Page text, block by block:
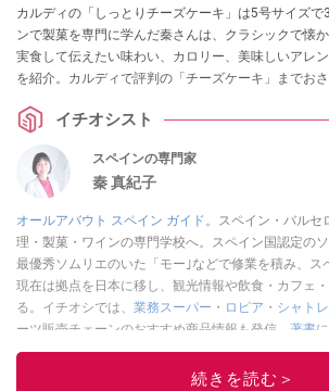
カルディの「しっとりチーズケーキ」は5号サイズで
ンで製菓を専門に学んだ秦さんは、クラシックで懐
実食して伝えたい味わい、カロリー、美味しいアレ
を紹介。カルディで評判の「チーズケーキ」までおさ
イチオシスト
スペインの専門家
秦 真紀子
オールアバウト スペイン ガイド。 スペイン・バルセ
理・製菓・ワインの専門学校へ。スペイン国認定のソ
最優秀ソムリエのいた「モー｣などで修業を積み、ス
現在は拠点を日本に移し、観光情報や飲食・カフェ
る。イチオシでは、 業務スーパー ・ ロピア ・ シャト
ーツ販売チェーンのおすすめ商品情報も発信。 著書
17州おいしい旅』（‎産業編集センター刊）ほか。■経
ガイドや、飲食関連の方の視察旅行のコーディネー
続きを読む＞